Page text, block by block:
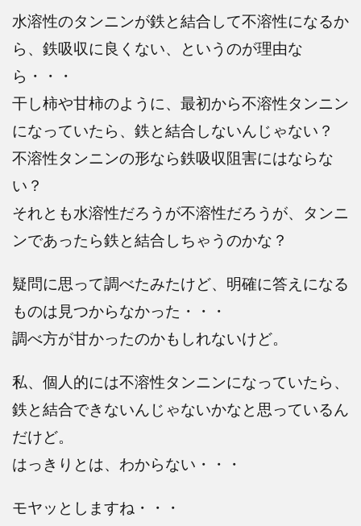
水溶性のタンニンが鉄と結合して不溶性になるか
ら、鉄吸収に良くない、というのが理由な
ら・・・
干し柿や甘柿のように、最初から不溶性タンニン
になっていたら、鉄と結合しないんじゃない？
不溶性タンニンの形なら鉄吸収阻害にはならな
い？
それとも水溶性だろうが不溶性だろうが、タンニ
ンであったら鉄と結合しちゃうのかな？
疑問に思って調べたみたけど、明確に答えになる
ものは見つからなかった・・・
調べ方が甘かったのかもしれないけど。
私、個人的には不溶性タンニンになっていたら、
鉄と結合できないんじゃないかなと思っているん
だけど。
はっきりとは、わからない・・・
モヤッとしますね・・・